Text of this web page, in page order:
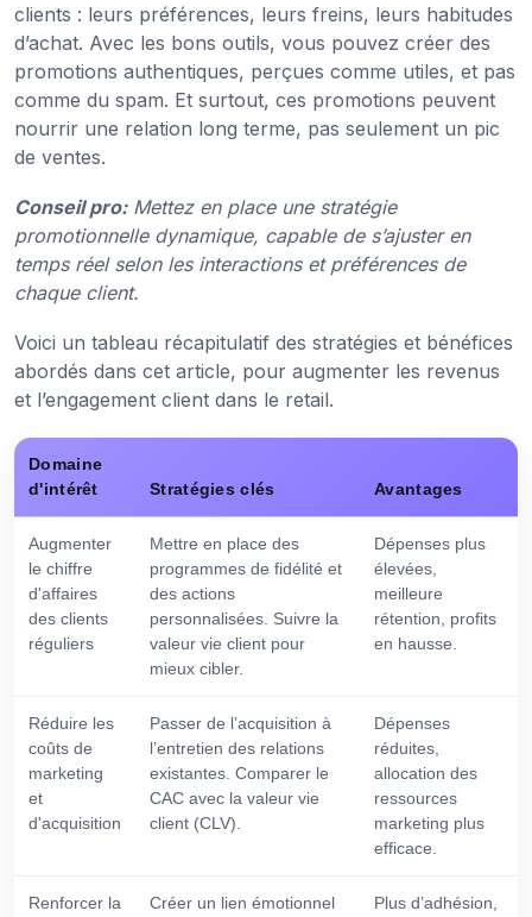
clients : leurs préférences, leurs freins, leurs habitudes
d’achat. Avec les bons outils, vous pouvez créer des
promotions authentiques, perçues comme utiles, et pas
comme du spam. Et surtout, ces promotions peuvent
nourrir une relation long terme, pas seulement un pic
de ventes.
Conseil pro: Mettez en place une stratégie
promotionnelle dynamique, capable de s’ajuster en
temps réel selon les interactions et préférences de
chaque client.
Voici un tableau récapitulatif des stratégies et bénéfices
abordés dans cet article, pour augmenter les revenus
et l’engagement client dans le retail.
Domaine
d'intérêt
Stratégies clés Avantages
Augmenter
le chiffre
d'affaires
des clients
réguliers
Mettre en place des
programmes de fidélité et
des actions
personnalisées. Suivre la
valeur vie client pour
mieux cibler.
Dépenses plus
élevées,
meilleure
rétention, profits
en hausse.
Réduire les
coûts de
marketing
et
d'acquisition
Passer de l’acquisition à
l’entretien des relations
existantes. Comparer le
CAC avec la valeur vie
client (CLV).
Dépenses
réduites,
allocation des
ressources
marketing plus
efficace.
Renforcer la
Créer un lien émotionnel
Plus d’adhésion,